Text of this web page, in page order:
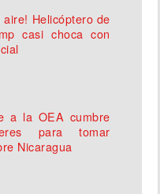
aire! Helicóptero de
casi choca con
a la OEA cumbre
para tomar
Nicaragua